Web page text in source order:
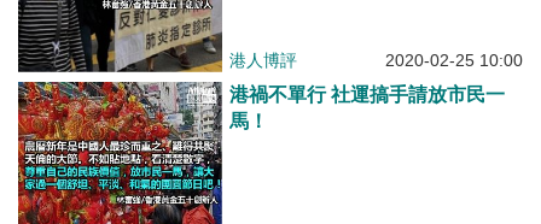
港人博評 2020-02-25 10:00
港禍不單行 社運搞手請放市民一
馬！